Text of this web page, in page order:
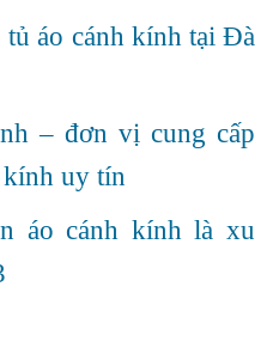
áo cánh kính tại Đà
– đơn vị cung cấp
uy tín
áo cánh kính là xu